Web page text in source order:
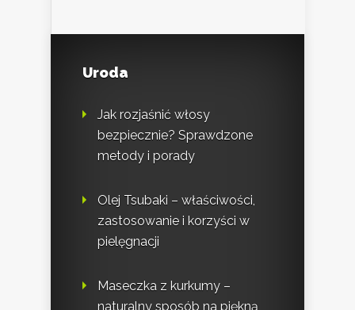
Uroda
Jak rozjaśnić włosy
bezpiecznie? Sprawdzone
metody i porady
Olej Tsubaki – właściwości,
zastosowanie i korzyści w
pielęgnacji
Maseczka z kurkumy –
naturalny sposób na piękną